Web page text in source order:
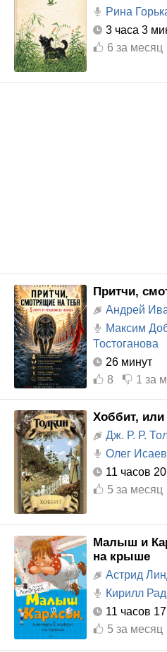
Рина
3 часа 3
6 за месяц
Притчи,
Андрей
Максим
Тостоганова
26 минут
8
1 за
Хоббит, или
Дж. Р. Р.
Олег Исаев
11 часов
5 за месяц
Малыш и
на крыше
Астрид
Кирилл
11 часов
5 за месяц